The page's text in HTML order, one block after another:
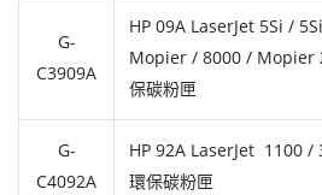
G-
C3909A
HP 09A LaserJet 5Si /
Mopier / 8000 / Mopier
保碳粉匣
G-
C4092A
HP 92A LaserJet 1100 /
環保碳粉匣